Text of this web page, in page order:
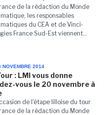
de la rédaction du Monde
les responsables
du CEA et de Vinci-
France Sud-Est viennent...
NOVEMBRE 2014
: LMI vous donne
vous le 20 novembre à
de l'étape lilloise du tour
de la rédaction du Monde